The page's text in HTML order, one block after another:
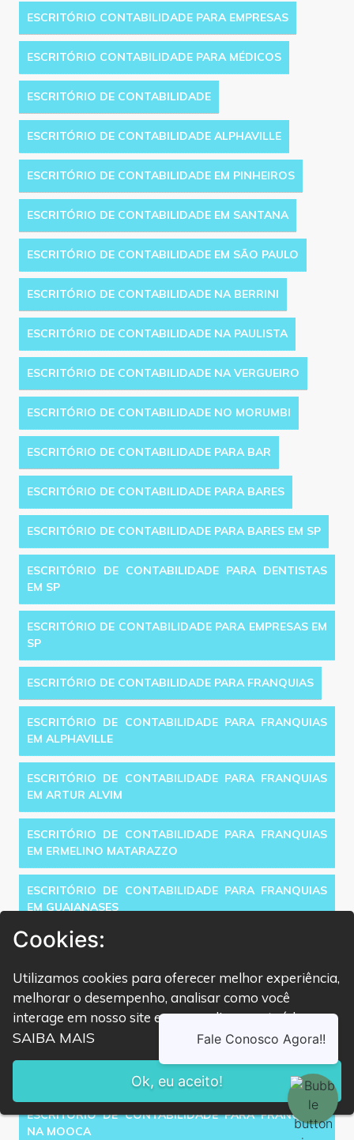
ESCRITÓRIO CONTABILIDADE PARA EMPRESAS
ESCRITÓRIO CONTABILIDADE PARA MÉDICOS
ESCRITÓRIO DE CONTABILIDADE
ESCRITÓRIO DE CONTABILIDADE ALPHAVILLE
ESCRITÓRIO DE CONTABILIDADE EM PINHEIROS
ESCRITÓRIO DE CONTABILIDADE EM SANTANA
ESCRITÓRIO DE CONTABILIDADE EM SÃO PAULO
ESCRITÓRIO DE CONTABILIDADE NA BERRINI
ESCRITÓRIO DE CONTABILIDADE NA PAULISTA
ESCRITÓRIO DE CONTABILIDADE NA VERGUEIRO
ESCRITÓRIO DE CONTABILIDADE NO MORUMBI
ESCRITÓRIO DE CONTABILIDADE PARA BAR
ESCRITÓRIO DE CONTABILIDADE PARA BARES
ESCRITÓRIO DE CONTABILIDADE PARA BARES EM SP
ESCRITÓRIO DE CONTABILIDADE PARA DENTISTAS
EM SP
ESCRITÓRIO DE CONTABILIDADE PARA EMPRESAS EM
SP
ESCRITÓRIO DE CONTABILIDADE PARA FRANQUIAS
ESCRITÓRIO DE CONTABILIDADE PARA FRANQUIAS
EM ALPHAVILLE
ESCRITÓRIO DE CONTABILIDADE PARA FRANQUIAS
EM ARTUR ALVIM
ESCRITÓRIO DE CONTABILIDADE PARA FRANQUIAS
EM ERMELINO MATARAZZO
ESCRITÓRIO DE CONTABILIDADE PARA FRANQUIAS
EM GUAIANASES
ESCRITÓRIO DE CONTABILIDADE PARA FRANQUIAS
ESCRITÓRIO DE CONTABILIDADE PARA FRANQUIAS
EM JOSÉ BONIFÁCIO
ESCRITÓRIO DE CONTABILIDADE PARA FRANQUIAS
ESCRITÓRIO DE CONTABILIDADE PARA FRANQUIAS
NA MOOCA
Cookies:
Utilizamos cookies para oferecer melhor experiência,
melhorar o desempenho, analisar como você
interage em nosso site e personalizar conteúdo.
SAIBA MAIS
Ok, eu aceito!